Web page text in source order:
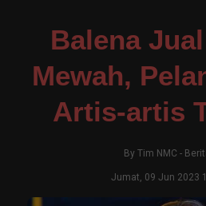
Balena
Mewah,
Artis-artis
By Tim NMC -
Jumat, 09 Jun 2023